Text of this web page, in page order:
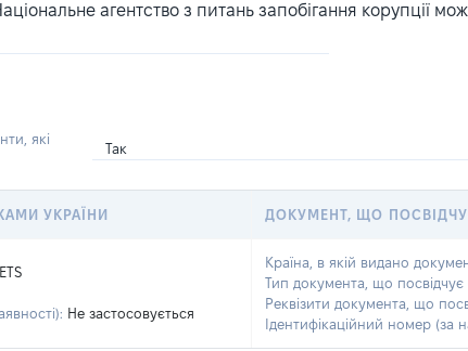
агентство з питань запобігання корупції
які
Так
УКРАЇНИ ДОКУМЕНТ, ЩО
Не застосовується
Країна, в якій видано
Тип документа, що посвідчує
Реквізити документа, що
Ідентифікаційний номер (за